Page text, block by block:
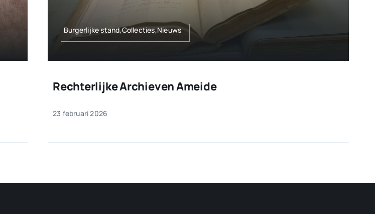
Burgerlijke stand,Collecties,Nieuws
Rechterlijke Archieven Ameide
23 februari 2026